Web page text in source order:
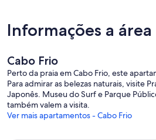
Informações a área
Cabo Frio
Perto da praia em Cabo Frio, este
Para admirar as belezas naturais, visite
Japonês. Museu do Surf e Parque
também valem a visita.
Ver mais apartamentos - Cabo Frio